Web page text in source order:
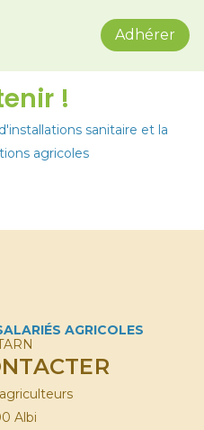
Adhérer
!
sanitaire et la
agricoles
AGRICOLES
Albi